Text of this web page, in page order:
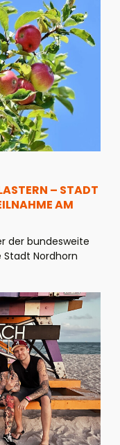
– STADT
AM
der bundesweite
Nordhorn